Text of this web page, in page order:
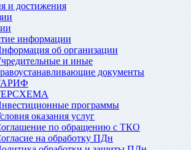
и достижения
информации
об организации
и иные
документы
программы
оказания услуг
по обращению с ТКО
на обработку ПДн